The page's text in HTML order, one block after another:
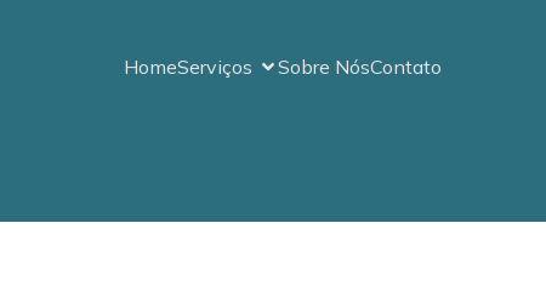
HomeServiços Sobre NósContato